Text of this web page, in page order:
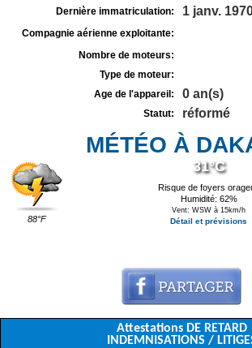
Dernière immatriculation: 1 janv.
Compagnie aérienne exploitante:
Nombre de moteurs:
Type de moteur:
Age de l'appareil:
0 an(s)
Statut: réformé
MÉTÉO À
88°F
31°C
Risque de foyers
Humidité: 62%
Vent: WSW à 15km/h
Détail et prévisions
Attestations DE RETARD
INDEMNISATIONS /